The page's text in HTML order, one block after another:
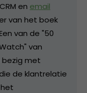
en email
van het boek
van de "50
van
bezig met
de klantrelatie